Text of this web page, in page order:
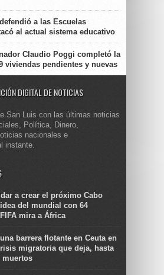
a las Escuelas
al actual sistema educativo
Claudio Poggi completó la
viviendas pendientes y nuevas
DIGITAL DE NOTICIAS
San Luis con las últimas noticias
Política, Dinero,
nacionales e
instante.
a crear el próximo Cabo
del mundial con 64
mira a África
barrera flotante en Ceuta en
migratoria que deja, hasta
muertos